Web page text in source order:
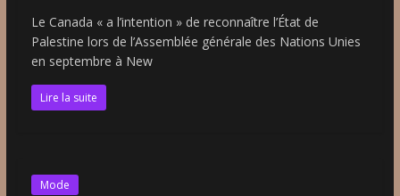
Le Canada « a l’intention » de reconnaître l’État de
Palestine lors de l’Assemblée générale des Nations Unies
en septembre à New
Lire la suite
Mode